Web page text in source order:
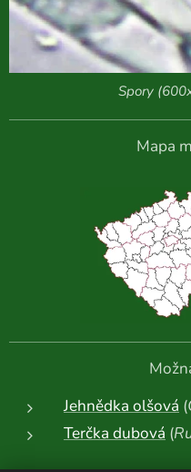
Spory
Mapa
Jehnědka olšová (
Terčka dubová (